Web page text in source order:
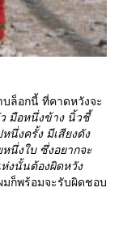
ล็อกนี้ ที่คาดหวังจะ
มือหนึ่งข้าง นิ้วชี้
นึ่งครั้ง มีเสียงดัง
นึ่งใบ ซึ่งอยากจะ
งนั้นต้องผิดหวัง
มก็พร้อมจะรับผิดชอบ